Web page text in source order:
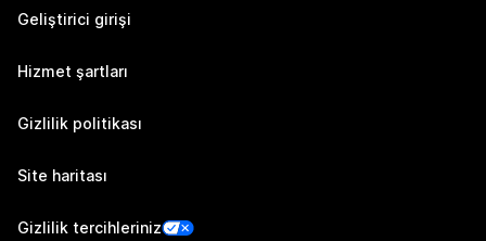
Geliştirici girişi
Hizmet şartları
Gizlilik politikası
Site haritası
Gizlilik tercihleriniz